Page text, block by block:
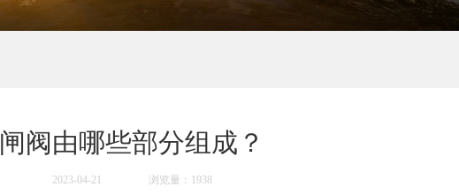
闸阀由哪些部分组成？
2023-04-21 浏览量：1938